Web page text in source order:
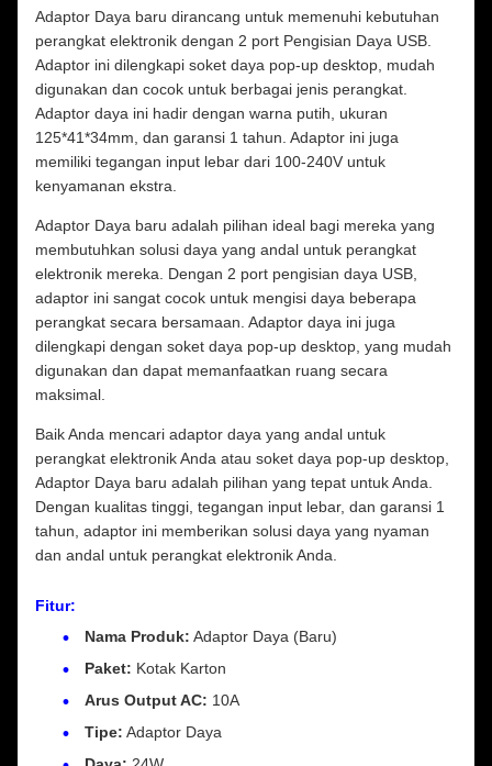
Adaptor Daya baru dirancang untuk memenuhi kebutuhan
perangkat elektronik dengan 2 port Pengisian Daya USB.
Adaptor ini dilengkapi soket daya pop-up desktop, mudah
digunakan dan cocok untuk berbagai jenis perangkat.
Adaptor daya ini hadir dengan warna putih, ukuran
125*41*34mm, dan garansi 1 tahun. Adaptor ini juga
memiliki tegangan input lebar dari 100-240V untuk
kenyamanan ekstra.
Adaptor Daya baru adalah pilihan ideal bagi mereka yang
membutuhkan solusi daya yang andal untuk perangkat
elektronik mereka. Dengan 2 port pengisian daya USB,
adaptor ini sangat cocok untuk mengisi daya beberapa
perangkat secara bersamaan. Adaptor daya ini juga
dilengkapi dengan soket daya pop-up desktop, yang mudah
digunakan dan dapat memanfaatkan ruang secara
maksimal.
Baik Anda mencari adaptor daya yang andal untuk
perangkat elektronik Anda atau soket daya pop-up desktop,
Adaptor Daya baru adalah pilihan yang tepat untuk Anda.
Dengan kualitas tinggi, tegangan input lebar, dan garansi 1
tahun, adaptor ini memberikan solusi daya yang nyaman
dan andal untuk perangkat elektronik Anda.
Fitur:
Nama Produk: Adaptor Daya (Baru)
Paket: Kotak Karton
Arus Output AC: 10A
Tipe: Adaptor Daya